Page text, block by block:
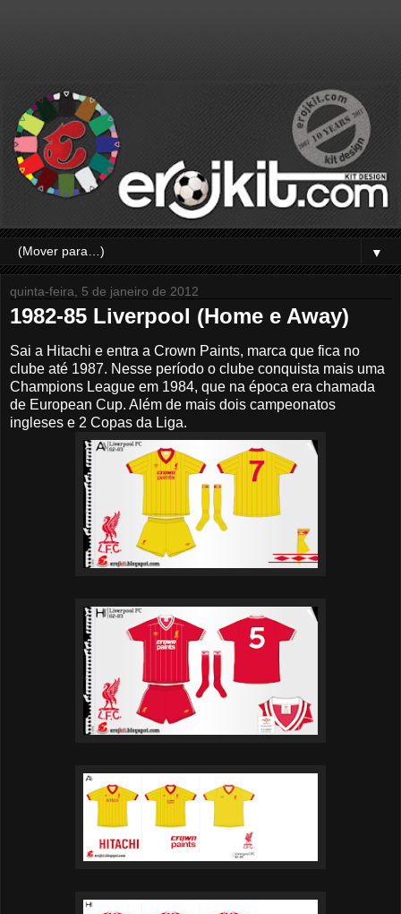
▼
quinta-feira, 5 de janeiro de 2012
1982-85 Liverpool (Home e Away)
Sai a Hitachi e entra a Crown Paints, marca que fica no
clube até 1987. Nesse período o clube conquista mais uma
Champions League em 1984, que na época era chamada
de European Cup. Além de mais dois campeonatos
ingleses e 2 Copas da Liga.